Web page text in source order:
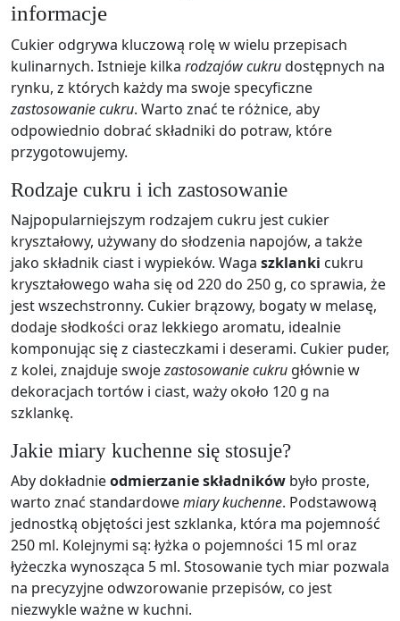
informacje
Cukier odgrywa kluczową rolę w wielu przepisach
kulinarnych. Istnieje kilka rodzajów cukrudostępnych na
rynku, z których każdy ma swoje specyficzne
zastosowanie cukru. Warto znać te różnice, aby
odpowiednio dobrać składniki do potraw, które
przygotowujemy.
Rodzaje cukru i ich zastosowanie
Najpopularniejszym rodzajem cukru jest cukier
kryształowy, używany do słodzenia napojów, a także
jako składnik ciast i wypieków. Waga szklanki cukru
kryształowego waha się od 220 do 250 g, co sprawia, że
jest wszechstronny. Cukier brązowy, bogaty w melasę,
dodaje słodkości oraz lekkiego aromatu, idealnie
komponując się z ciasteczkami i deserami. Cukier puder,
z kolei, znajduje swojezastosowanie cukru głównie w
dekoracjach tortów i ciast, waży około 120 g na
szklankę.
Jakie miary kuchenne się stosuje?
Aby dokładnieodmierzanie składników było proste,
warto znać standardowemiary kuchenne. Podstawową
jednostką objętości jest szklanka, która ma pojemność
250 ml. Kolejnymi są: łyżka o pojemności 15 ml oraz
łyżeczka wynosząca 5 ml. Stosowanie tych miar pozwala
na precyzyjne odwzorowanie przepisów, co jest
niezwykle ważne w kuchni.